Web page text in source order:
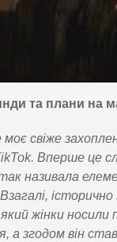
та плани на
свіже
Вперше це
називала
жінки носили
а згодом він